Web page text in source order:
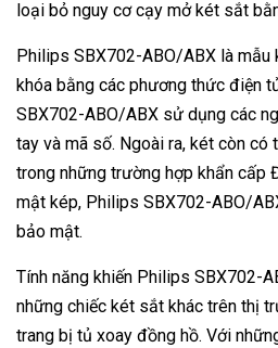
loại bỏ nguy cơ cạy mở két sắt
Philips SBX702-ABO/ABX là
khóa bằng các phương thức điện
SBX702-ABO/ABX sử dụng các
tay và mã số. Ngoài ra, két còn có
trong những trường hợp khẩn cấp
mật kép, Philips SBX702-ABO/
bảo mật.
Tính năng khiến Philips SBX702-
những chiếc két sắt khác trên thị
trang bị tủ xoay đồng hồ. Với